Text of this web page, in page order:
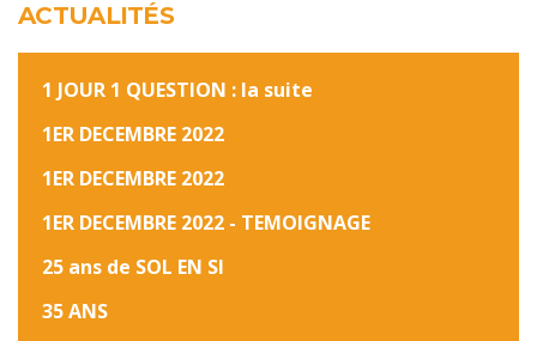
ACTUALITÉS
1 JOUR 1 QUESTION : la suite
1ER DECEMBRE 2022
1ER DECEMBRE 2022
1ER DECEMBRE 2022 - TEMOIGNAGE
25 ans de SOL EN SI
35 ANS